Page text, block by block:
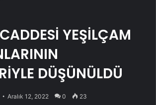
YEŞİLÇAM
DÜŞÜNÜLDÜ
Aralık 12, 2022 0 23